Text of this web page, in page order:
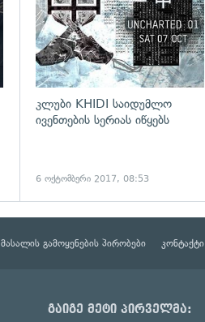
კლუბი KHIDI საიდუმლო
ივენთების სერიას იწყებს
6 ოქტომბერი 2017, 08:53
მასალის გამოყენების პირობები კონტაქტი
გაიგე მეტი პირველმა: